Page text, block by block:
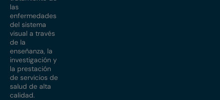
las
enfermedades
del sistema
visual a través
de la
enseñanza, la
investigación y
la prestación
de servicios de
salud de alta
calidad.